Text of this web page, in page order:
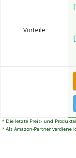
Vorteile
* Die letzte Preis- und
* Als Amazon-Partner verdiene